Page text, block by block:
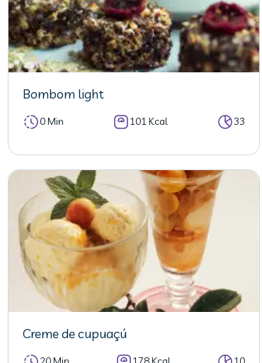
Bombom light
0 Min 101 Kcal 33
Creme de cupuaçú